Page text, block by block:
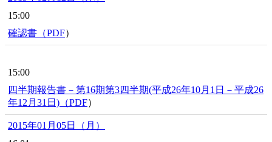
15:00
確認書（PDF）
15:00
四半期報告書－第16期第3四半期(平成26年10月1日－平成26
年12月31日)（PDF）
2015年01月05日（月）